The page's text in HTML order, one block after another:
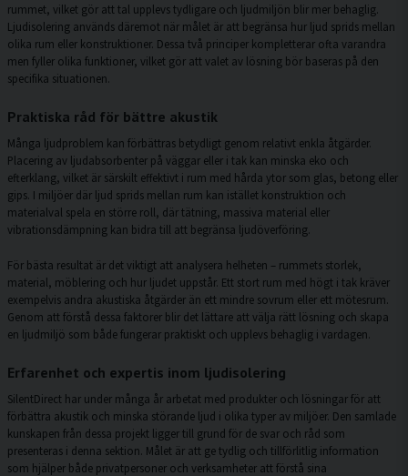
rummet, vilket gör att tal upplevs tydligare och ljudmiljön blir mer behaglig.
Ljudisolering används däremot när målet är att begränsa hur ljud sprids mellan
olika rum eller konstruktioner. Dessa två principer kompletterar ofta varandra
men fyller olika funktioner, vilket gör att valet av lösning bör baseras på den
specifika situationen.
Praktiska råd för bättre akustik
Många ljudproblem kan förbättras betydligt genom relativt enkla åtgärder.
Placering av ljudabsorbenter på väggar eller i tak kan minska eko och
efterklang, vilket är särskilt effektivt i rum med hårda ytor som glas, betong eller
gips. I miljöer där ljud sprids mellan rum kan istället konstruktion och
materialval spela en större roll, där tätning, massiva material eller
vibrationsdämpning kan bidra till att begränsa ljudöverföring.
För bästa resultat är det viktigt att analysera helheten – rummets storlek,
material, möblering och hur ljudet uppstår. Ett stort rum med högt i tak kräver
exempelvis andra akustiska åtgärder än ett mindre sovrum eller ett mötesrum.
Genom att förstå dessa faktorer blir det lättare att välja rätt lösning och skapa
en ljudmiljö som både fungerar praktiskt och upplevs behaglig i vardagen.
Erfarenhet och expertis inom ljudisolering
SilentDirect har under många år arbetat med produkter och lösningar för att
förbättra akustik och minska störande ljud i olika typer av miljöer. Den samlade
kunskapen från dessa projekt ligger till grund för de svar och råd som
presenteras i denna sektion. Målet är att ge tydlig och tillförlitlig information
som hjälper både privatpersoner och verksamheter att förstå sina